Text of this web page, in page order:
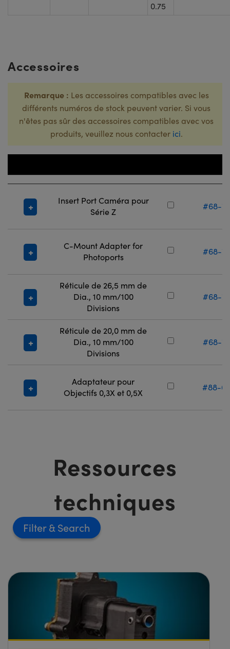
0.75
Accessoires
Remarque : Les accessoires compatibles avec les
différents numéros de stock peuvent varier. Si vous
n'êtes pas sûr des accessoires compatibles avec vos
produits, veuillez nous contacter ici.
Insert Port Caméra pour
Série Z
#68-
C-Mount Adapter for
Photoports
#68-
Réticule de 26,5 mm de
Dia., 10 mm/100
Divisions
#68-
Réticule de 20,0 mm de
Dia., 10 mm/100
Divisions
#68-
Adaptateur pour
Objectifs 0,3X et 0,5X
#88-
Ressources
techniques
Filter